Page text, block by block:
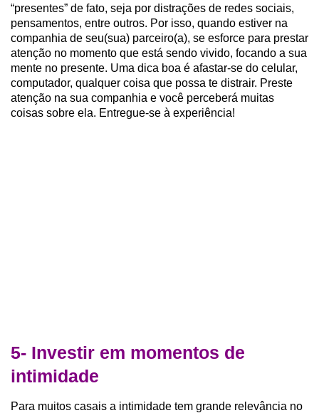
“presentes” de fato, seja por distrações de redes sociais,
pensamentos, entre outros. Por isso, quando estiver na
companhia de seu(sua) parceiro(a), se esforce para prestar
atenção no momento que está sendo vivido, focando a sua
mente no presente. Uma dica boa é afastar-se do celular,
computador, qualquer coisa que possa te distrair. Preste
atenção na sua companhia e você perceberá muitas
coisas sobre ela. Entregue-se à experiência!
5- Investir em momentos de
intimidade
Para muitos casais a intimidade tem grande relevância no